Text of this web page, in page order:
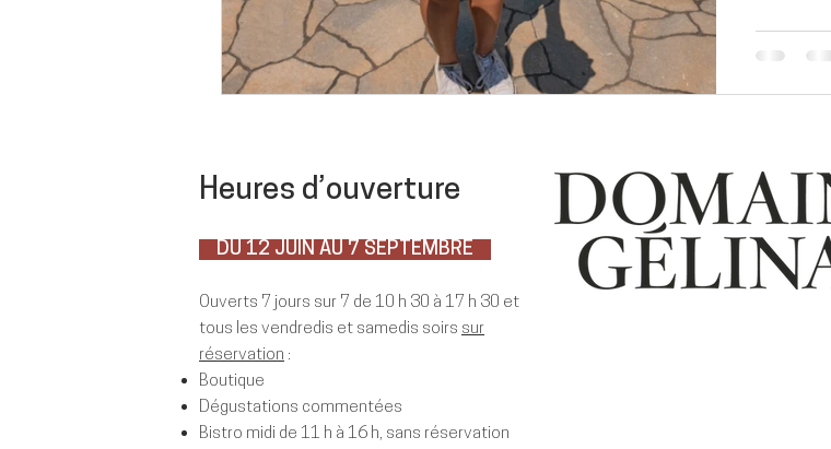
Heures d’ouverture
DU 12 JUIN AU 7 SEPTEMBRE
Ouverts 7 jours sur 7 de 10 h 30 à 17 h 30 et
tous les vendredis et samedis soirs sur
réservation :
Boutique
Dégustations commentées
Bistro midi de 11 h à 16 h, sans réservation